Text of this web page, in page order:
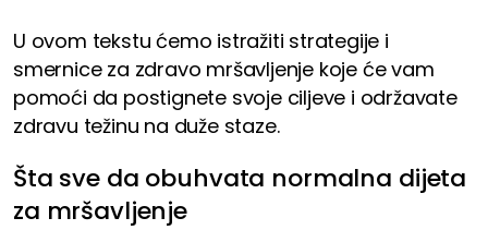
U ovom tekstu ćemo istražiti strategije i
smernice za zdravo mršavljenje koje će vam
pomoći da postignete svoje ciljeve i održavate
zdravu težinu na duže staze.
Šta sve da obuhvata normalna dijeta
za mršavljenje